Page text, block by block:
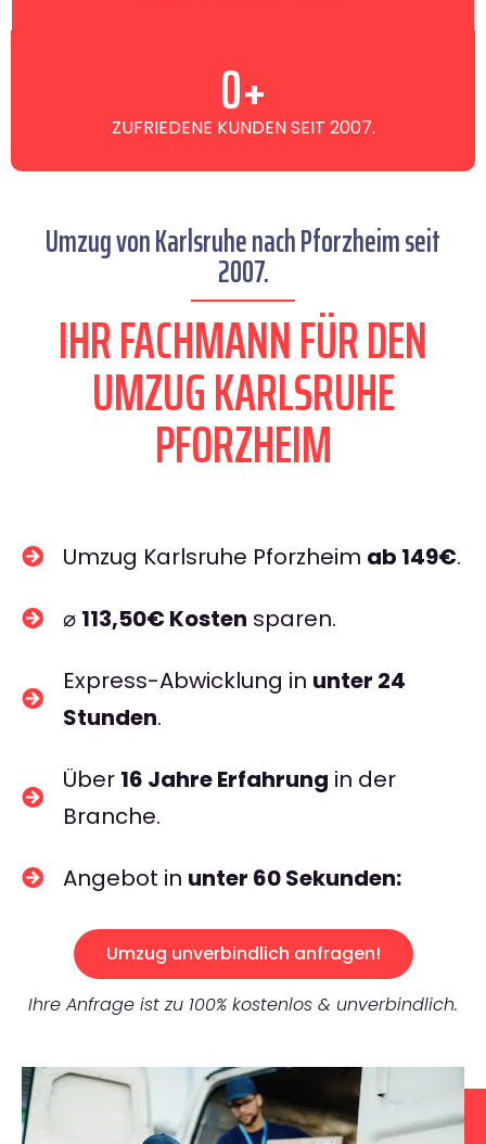
ZUFRIEDENE KUNDEN SEIT 2007.
0+
Umzug von Karlsruhe nach Pforzheim seit
2007.
IHR FACHMANN FÜR DEN
UMZUG KARLSRUHE
PFORZHEIM
Umzug Karlsruhe Pforzheim ab 149€.
⌀ 113,50€ Kosten sparen.
Express-Abwicklung in unter 24
Stunden.
Über 16 Jahre Erfahrung in der
Branche.
Angebot in unter 60 Sekunden:
Umzug unverbindlich anfragen!
Ihre Anfrage ist zu 100% kostenlos & unverbindlich.